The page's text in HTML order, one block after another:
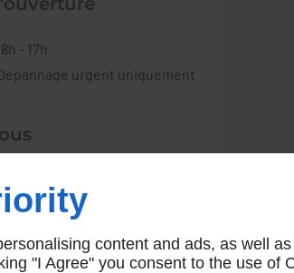
- 17h
urgent uniquement
content and ads, as well
"I Agree" you consent to the use of